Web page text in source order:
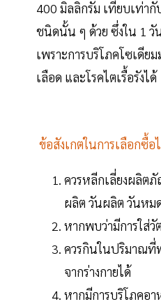
400 มิลลิกรัม เทียบเท่า
ชนิดนั้น ๆ ด้วย ซึ่งใน 1 วั
เพราะการบริโภคโซเดีย
เลือด และโรคไตเรื้อรังได้
ข้อสังเกตในการเลือกซื้อ
ควรหลีกเลี่ยงผลิต
ผลิต วันผลิต วันหมด
หากพบว่ามีการใส่
ควรกินในปริมาณที่
จากร่างกายได้
หากมีการบริโภคอา